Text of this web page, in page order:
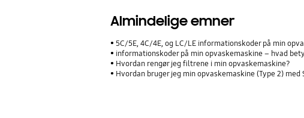
Almindelige emner
5C/5E, 4C/4E, og LC/LE informationskoder på min
informationskoder på min opvaskemaskine – hvad
Hvordan rengør jeg filtrene i min opvaskemaskine?
Hvordan bruger jeg min opvaskemaskine (Type 2) med